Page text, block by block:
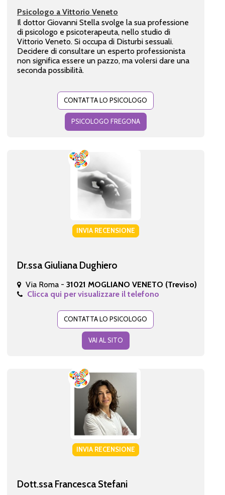
Psicologo a Vittorio Veneto
Il dottor Giovanni Stella svolge la sua professione
di psicologo e psicoterapeuta, nello studio di
Vittorio Veneto. Si occupa di Disturbi sessuali.
Decidere di consultare un esperto professionista
non significa essere un pazzo, ma volersi dare una
seconda possibilità.
CONTATTA LO PSICOLOGO
PSICOLOGO FREGONA
INVIA RECENSIONE
Dr.ssa Giuliana Dughiero
Via Roma - 31021 MOGLIANO VENETO (Treviso)
Clicca qui per visualizzare il telefono
CONTATTA LO PSICOLOGO
VAI AL SITO
INVIA RECENSIONE
Dott.ssa Francesca Stefani